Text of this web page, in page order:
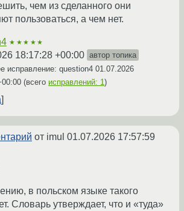
чем из сделанного они
пользоваться, а чем нет.
★★★★★
18:17:28 +00:00 автор топика
исправление: question4 01.07.2026
(всего исправлений: 1)
от imul 01.07.2026 17:57:59
в польском языке такого
Словарь утверждает, что и «туда»